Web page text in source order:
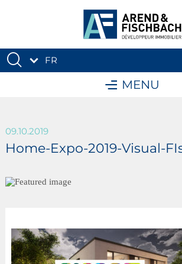
FR
MENU
09.10.2019
Home-Expo-2019-Visual-